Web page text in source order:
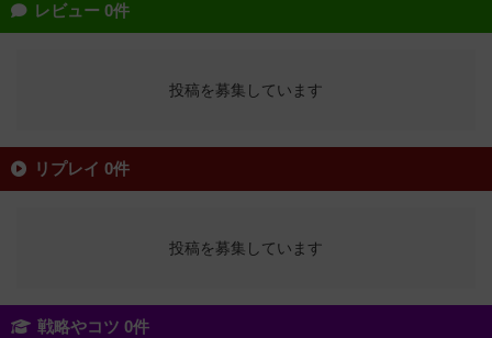
レビュー 0件
投稿を募集しています
リプレイ 0件
投稿を募集しています
戦略やコツ 0件